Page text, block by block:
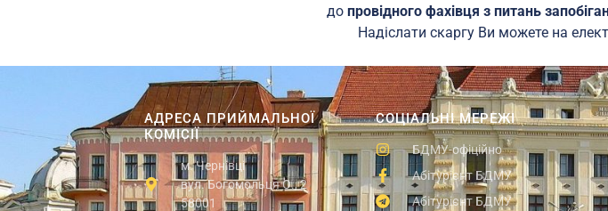
допровідного фахівця з питань
Надіслати скаргу Ви можете на
АДРЕСА ПРИЙМАЛЬНОЇ
КОМІСІЇ
м. Чернівці
вул. Богомольця О., 2
58001
СОЦІАЛЬНІ МЕРЕЖІ
БДМУ-офіційно
Абітурієнт БДМУ
Абітурієнт БДМУ